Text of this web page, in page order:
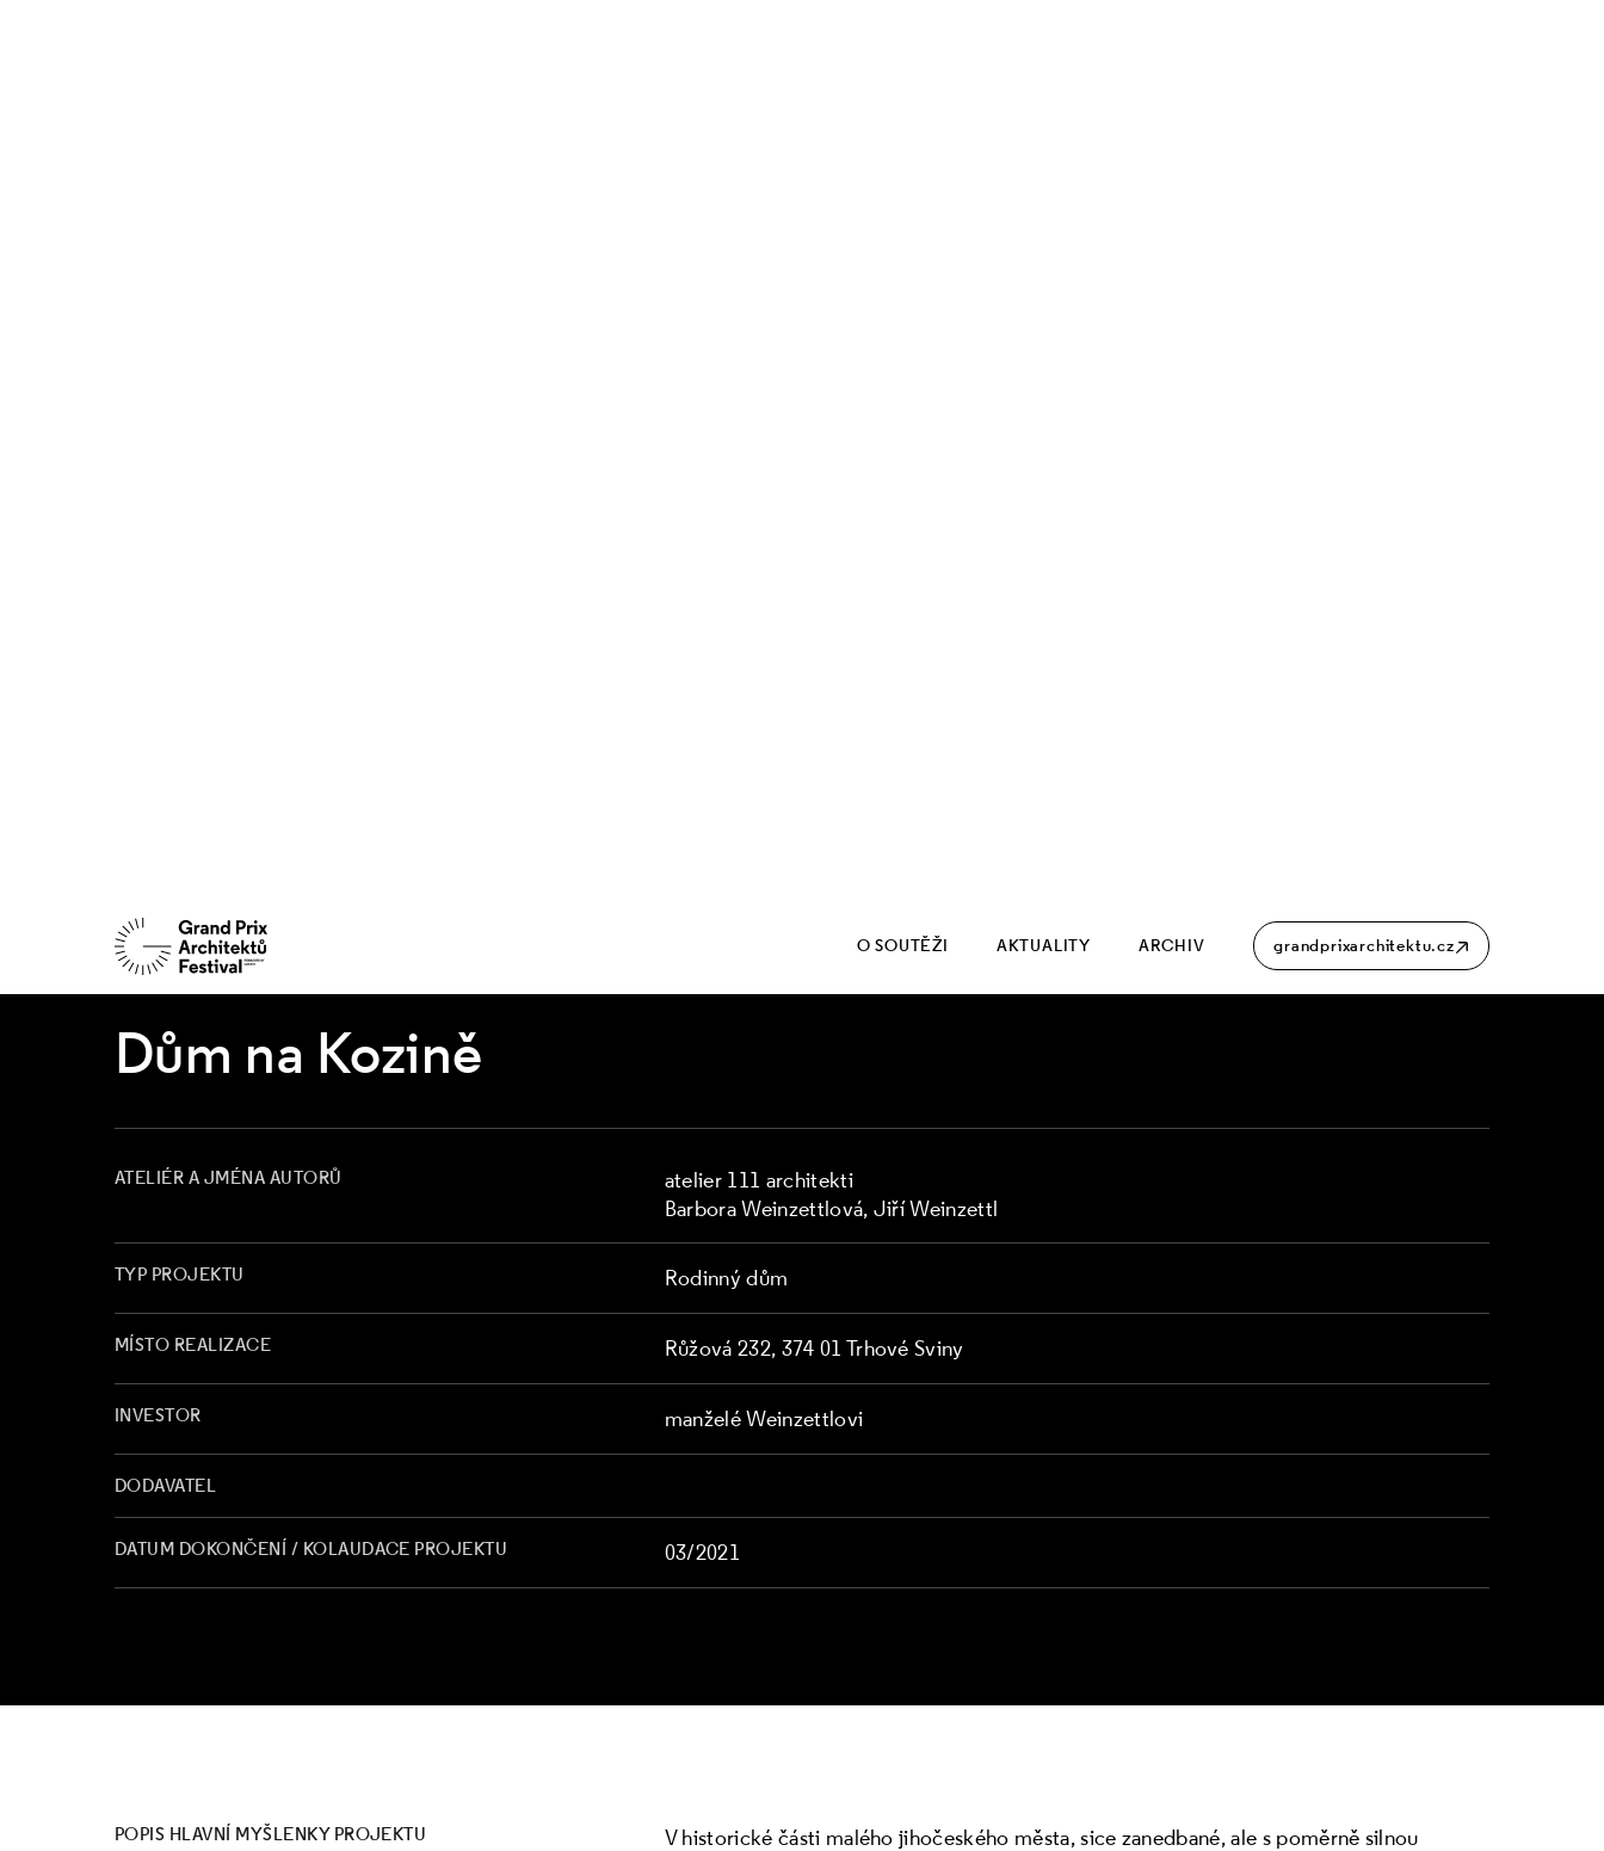
O SOUTĚŽI AKTUALITY ARCHIV grandprixarchitektu.cz
Dům na Kozině
ATELIÉR A JMÉNA AUTORŮ
atelier 111 architekti
Barbora Weinzettlová, Jiří Weinzettl
TYP PROJEKTU Rodinný dům
MÍSTO REALIZACE Růžová 232, 374 01 Trhové Sviny
INVESTOR manželé Weinzettlovi
DODAVATEL
DATUM DOKONČENÍ / KOLAUDACE PROJEKTU 03/2021
POPIS HLAVNÍ MYŠLENKY PROJEKTU
V historické části malého jihočeského města, sice zanedbané, ale s poměrně silnou